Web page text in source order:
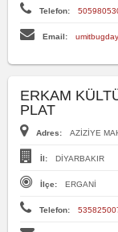
Telefon:
Email:
ERKAM
PLAT
Adres: AZİZİYE
İl: DİYARBAKIR
İlçe: ERGANİ
Telefon: